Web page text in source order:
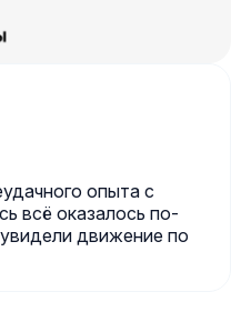
опыта с
всё оказалось по-
движение по